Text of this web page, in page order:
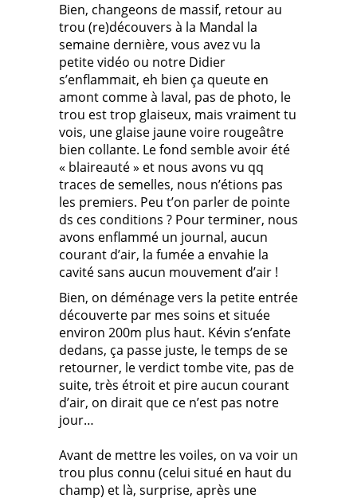
Bien, changeons de massif, retour au
trou (re)découvers à la Mandal la
semaine dernière, vous avez vu la
petite vidéo ou notre Didier
s’enflammait, eh bien ça queute en
amont comme à laval, pas de photo, le
trou est trop glaiseux, mais vraiment tu
vois, une glaise jaune voire rougeâtre
bien collante. Le fond semble avoir été
« blaireauté » et nous avons vu qq
traces de semelles, nous n’étions pas
les premiers. Peu t’on parler de pointe
ds ces conditions ? Pour terminer, nous
avons enflammé un journal, aucun
courant d’air, la fumée a envahie la
cavité sans aucun mouvement d’air !
Bien, on déménage vers la petite entrée
découverte par mes soins et située
environ 200m plus haut. Kévin s’enfate
dedans, ça passe juste, le temps de se
retourner, le verdict tombe vite, pas de
suite, très étroit et pire aucun courant
d’air, on dirait que ce n’est pas notre
jour…
Avant de mettre les voiles, on va voir un
trou plus connu (celui situé en haut du
champ) et là, surprise, après une